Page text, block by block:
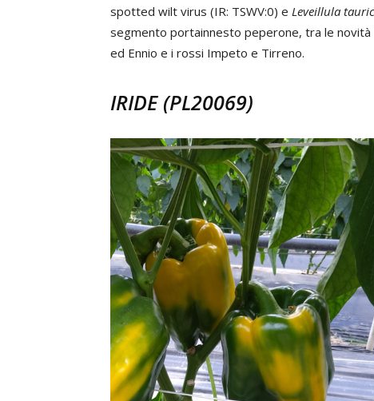
spotted wilt virus (IR: TSWV:0) e Leveillula
segmento portainnesto peperone, tra le novità
ed Ennio e i rossi Impeto e Tirreno.
IRIDE (PL20069)